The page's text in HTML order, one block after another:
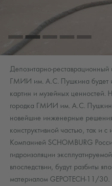
Депозитарно-
ГМИИ им. А.С. Пушкина будет
картин и музейных ценностей.
городка ГМИИ им. А.С.
новейшие инженерные
конструктивной частью, так и
Компанией SCHOMBURG
гидроизоляции
впоследствии, будут разбиты
материалом GEPOTECH-11/30.